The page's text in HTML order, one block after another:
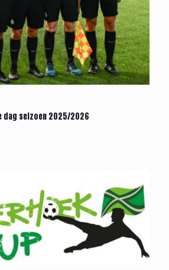
dag seizoen 2025/2026